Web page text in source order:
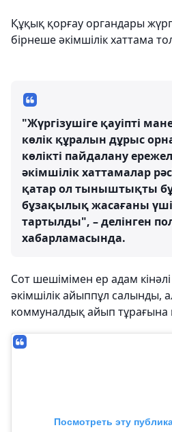
Құқық қорғау органдары
бірнеше әкімшілік хаттама
"Жүргізушіге қауіпті
көлік құралын дұрыс
көлікті пайдалану
әкімшілік хаттамалар
қатар ол тыныштықты
бұзақылық жасағаны
тартылды", – делінген
хабарламасында.
Сот шешімімен ер адам
әкімшілік айыппұл салынды,
коммуналдық айып
Посмотреть эту